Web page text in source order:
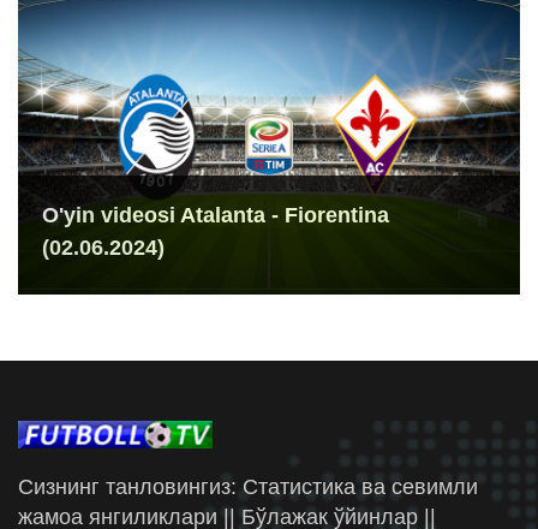
O'yin videosi Atalanta - Fiorentina
(02.06.2024)
Сизнинг танловингиз: Статистика ва севимли
жамоа янгиликлари || Бўлажак ўйинлар ||